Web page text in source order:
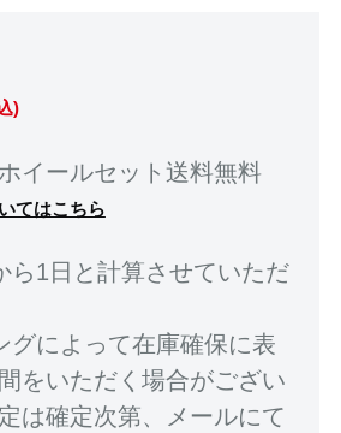
)
イールセット送料無料
てはこちら
ら1日と計算させていただ
グによって在庫確保に表
をいただく場合がござい
は確定次第、メールにて